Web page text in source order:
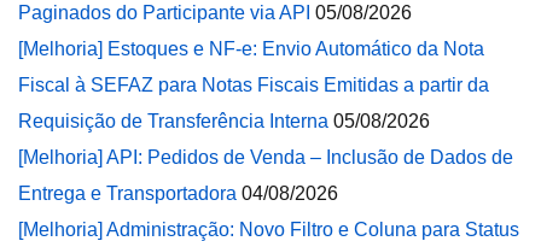
Paginados do Participante via API 05/08/2026
[Melhoria] Estoques e NF-e: Envio Automático da Nota
Fiscal à SEFAZ para Notas Fiscais Emitidas a partir da
Requisição de Transferência Interna 05/08/2026
[Melhoria] API: Pedidos de Venda – Inclusão de Dados de
Entrega e Transportadora 04/08/2026
[Melhoria] Administração: Novo Filtro e Coluna para Status